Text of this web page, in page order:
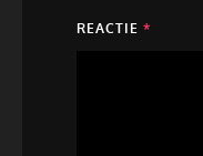
REACTIE *